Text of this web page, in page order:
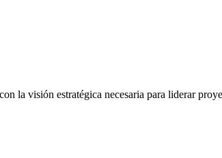
la visión estratégica necesaria para liderar